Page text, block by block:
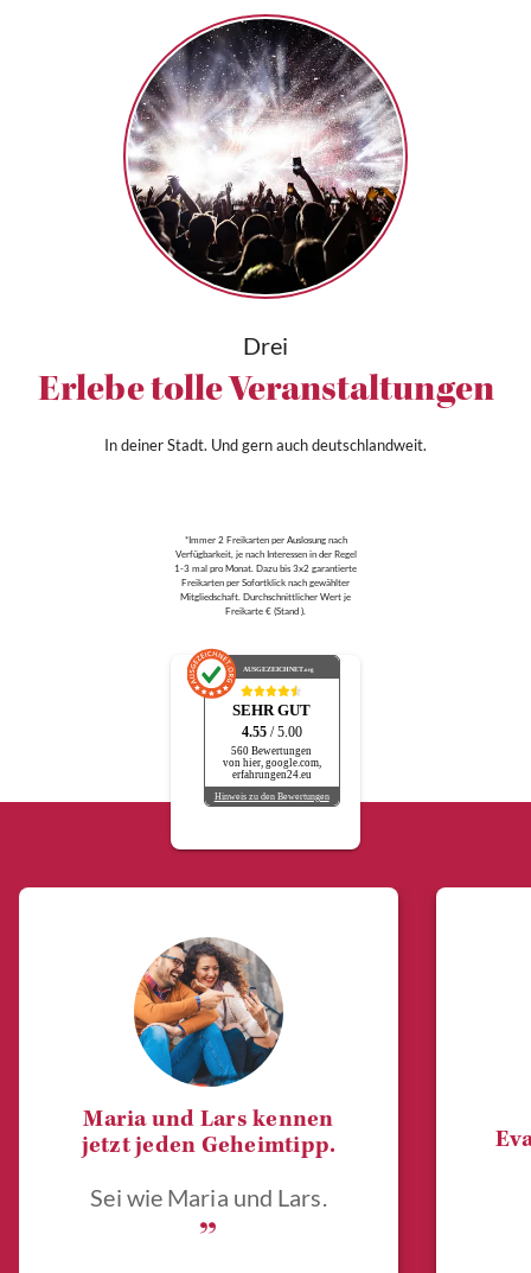
Drei
Erlebe tolle Veranstaltungen
In deiner Stadt. Und gern auch deutschlandweit.
*Immer 2 Freikarten per Auslosung nach
Verfügbarkeit, je nach Interessen in der Regel
1-3 mal pro Monat. Dazu bis 3x2 garantierte
Freikarten per Sofortklick nach gewählter
Mitgliedschaft. Durchschnittlicher Wert je
Freikarte € (Stand ).
AUSGEZEICHNET.org
SEHR GUT
4.55 / 5.00
560 Bewertungen
von hier, google.com,
erfahrungen24.eu
Hinweis zu den Bewertungen
Maria und Lars kennen
jetzt jeden Geheimtipp.
Sei wie Maria und Lars.
„